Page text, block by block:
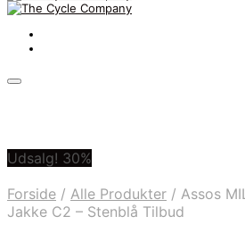
Udsalg! 30%
Forside / Alle Produkter / Assos
Jakke C2 – Stenblå Tilbud